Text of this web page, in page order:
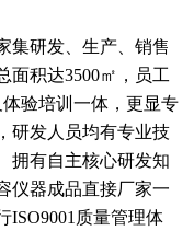
集研发、生产、销售
面积达3500㎡，员工
验培训一体，更显专
研发人员均有专业技
拥有自主核心研发知
仪器成品直接厂家一
ISO9001质量管理体